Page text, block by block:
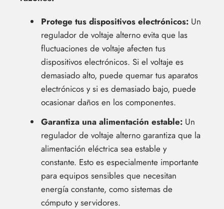
Protege tus dispositivos electrónicos: Un
regulador de voltaje alterno evita que las
fluctuaciones de voltaje afecten tus
dispositivos electrónicos. Si el voltaje es
demasiado alto, puede quemar tus aparatos
electrónicos y si es demasiado bajo, puede
ocasionar daños en los componentes.
Garantiza una alimentación estable: Un
regulador de voltaje alterno garantiza que la
alimentación eléctrica sea estable y
constante. Esto es especialmente importante
para equipos sensibles que necesitan
energía constante, como sistemas de
cómputo y servidores.